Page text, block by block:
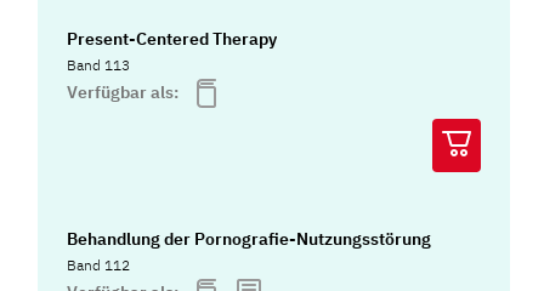
Present-Centered Therapy
Band 113
Verfügbar als:
Behandlung der Pornografie-Nutzungsstörung
Band 112